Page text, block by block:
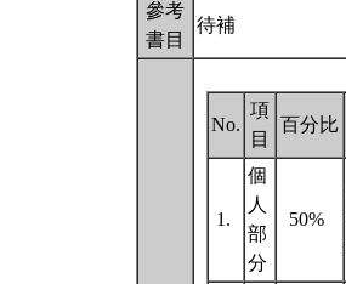
參考
書目
待補
No.
項
目
百分比
1.
個
人
部
分
50%